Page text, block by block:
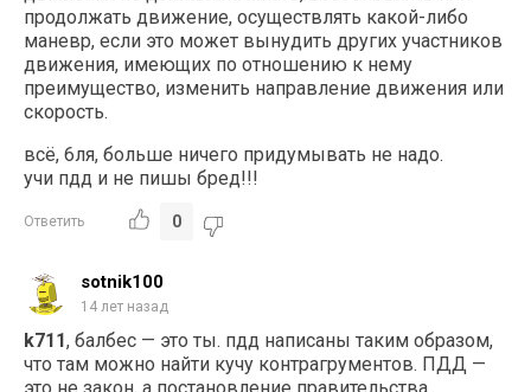
продолжать движение, осуществлять какой-либо
маневр, если это может вынудить других участников
движения, имеющих по отношению к нему
преимущество, изменить направление движения или
скорость.
всё, 6ля, больше ничего придумывать не надо.
учи пдд и не пишы бред!!!
Ответить 0
sotnik100
14 лет назад
k711, балбес — это ты. пдд написаны таким образом,
что там можно найти кучу контрагрументов. ПДД —